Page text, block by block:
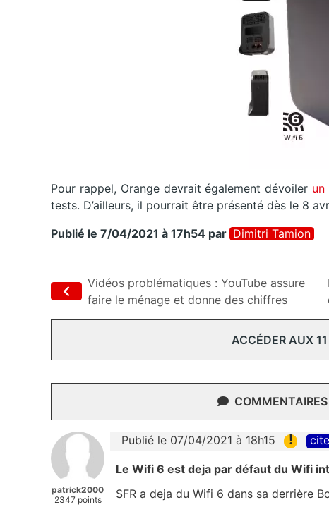
Pour rappel, Orange devrait également dévoiler un
tests. D’ailleurs, il pourrait être présenté dès le 8
Publié le 7/04/2021 à 17h54 par Dimitri Tamion
Vidéos problématiques : YouTube assure
faire le ménage et donne des chiffres
ACCÉDER AUX
patrick2000
2347 points
Publié le 07/04/2021 à 18h15 !
Le Wifi 6 est deja par défaut du Wifi
SFR a deja du Wifi 6 dans sa derrière